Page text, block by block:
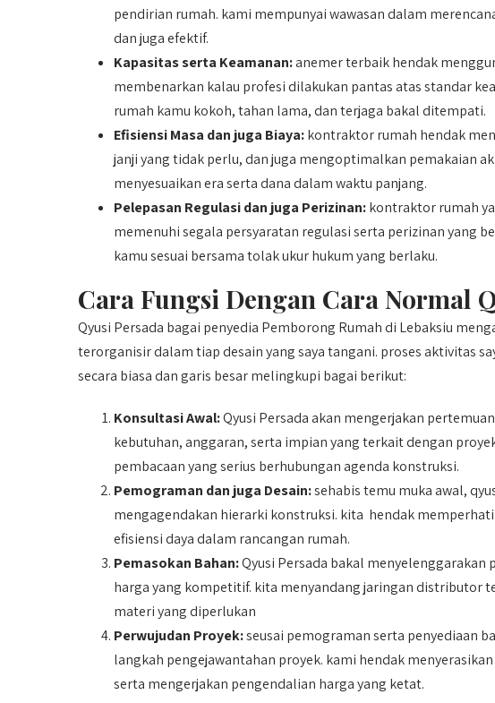
pendirian rumah. kami mempunyai wawasan dalam
dan juga efektif.
Kapasitas serta Keamanan:anemer terbaik hendak
membenarkan kalau profesi dilakukan pantas atas standar
rumah kamu kokoh, tahan lama, dan terjaga bakal ditempati.
Efisiensi Masa dan juga Biaya:kontraktor rumah hendak
janji yang tidak perlu, dan juga mengoptimalkan pemakaian
menyesuaikan era serta dana dalam waktu panjang.
Pelepasan Regulasi dan juga Perizinan:kontraktor rumah
memenuhi segala persyaratan regulasi serta perizinan yang
kamu sesuai bersama tolak ukur hukum yang berlaku.
Cara Fungsi Dengan Cara Normal
Qyusi Persada bagai penyedia Pemborong Rumah di Lebaksiu
terorganisir dalam tiap desain yang saya tangani. proses aktivitas
secara biasa dan garis besar melingkupi bagai berikut:
Konsultasi Awal:Qyusi Persada akan mengerjakan
kebutuhan, anggaran, serta impian yang terkait dengan
pembacaan yang serius berhubungan agenda konstruksi.
Pemograman dan juga Desain:sehabis temu muka awal,
mengagendakan hierarki konstruksi. kita hendak
efisiensi daya dalam rancangan rumah.
Pemasokan Bahan:Qyusi Persada bakal
harga yang kompetitif. kita menyandang jaringan distributor
materi yang diperlukan
Perwujudan Proyek:seusai pemograman serta penyediaan
langkah pengejawantahan proyek. kami hendak
serta mengerjakan pengendalian harga yang ketat.